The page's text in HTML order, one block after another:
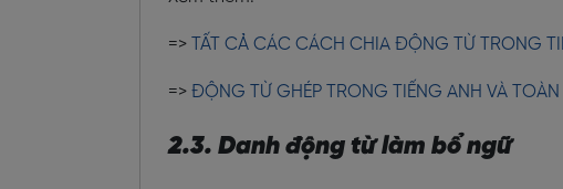
=> TẤT CẢ CÁC CÁCH CHIA ĐỘNG TỪ TRONG
=> ĐỘNG TỪ GHÉP TRONG TIẾNG ANH VÀ TOÀN
2.3. Danh động từ làm bổ ngữ